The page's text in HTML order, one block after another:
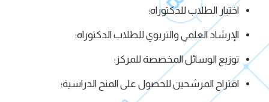
اختيار الطلاب للدكتوراه؛
الإرشاد العلمي والتربوي للطلاب الدكتوراه؛
توزيع الوسائل المخصصة للمركز؛
اقتراح المرشحين للحصول على المنح الدراسية؛